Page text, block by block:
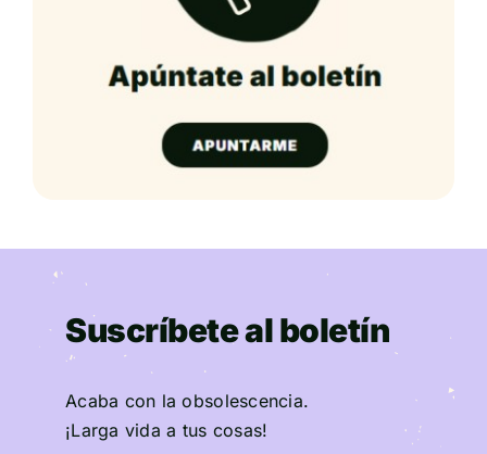
Suscríbete al boletín
Acaba con la obsolescencia.
¡Larga vida a tus cosas!